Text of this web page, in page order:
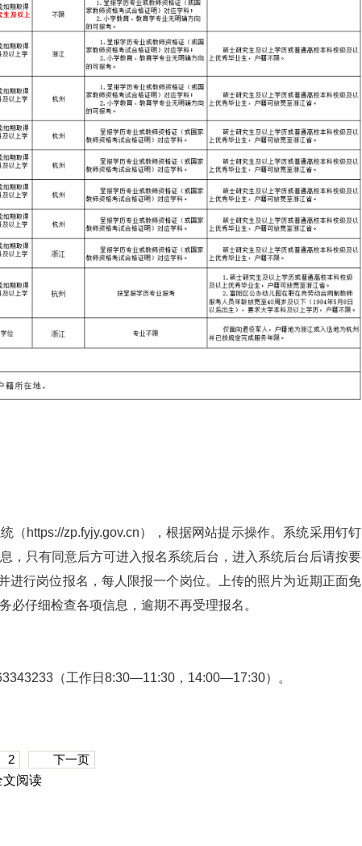
（https://zp.fyjy.gov.cn），根据网站提示操作。系统采用钉钉
，只有同意后方可进入报名系统后台，进入系统后台后请按要
进行岗位报名，每人限报一个岗位。上传的照片为近期正面免
必仔细检查各项信息，逾期不再受理报名。
（工作日8:30—11:30，14:00—17:30）。
2
下一页
文阅读